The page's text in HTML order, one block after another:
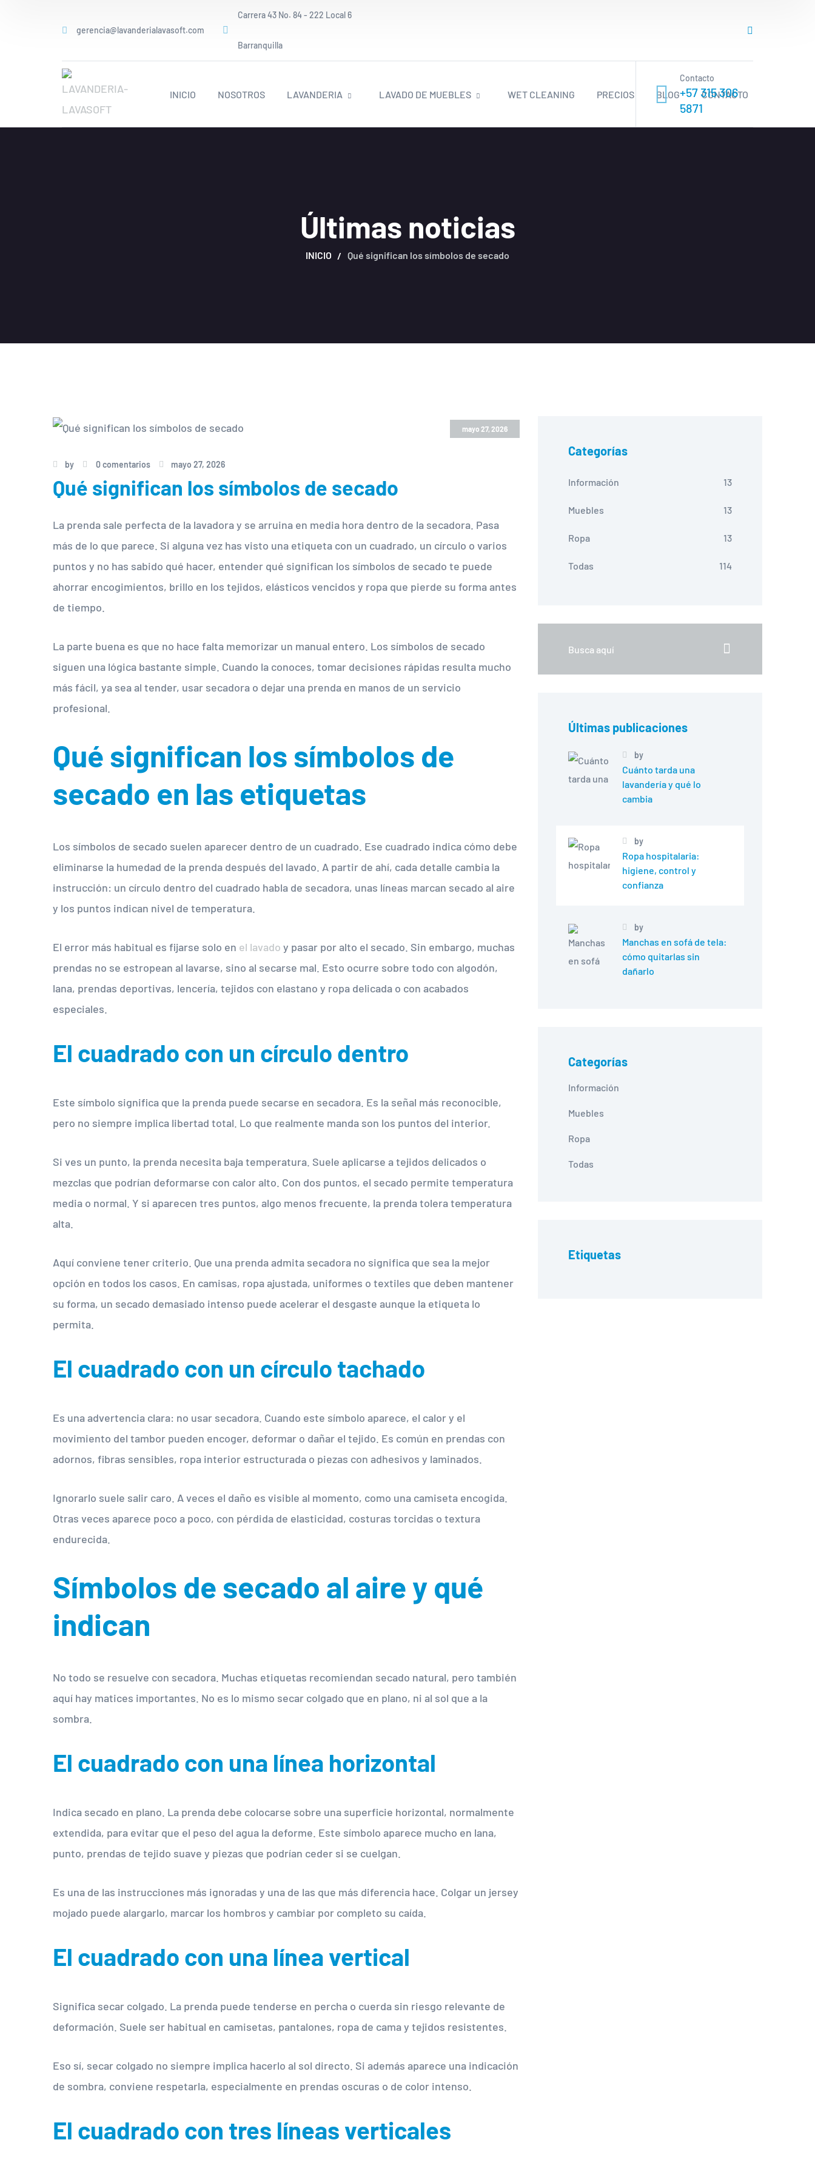
gerencia@lavanderialavasoft.com
Carrera 43 No. 84 - 222 Local 6
Barranquilla
INICIO NOSOTROS LAVANDERIA LAVADO DE MUEBLES WET CLEANING PRECIOS BLOG CONTACTO
Contacto
+57 315 306
5871
INICIO Qué significan los símbolos de secado
Últimas noticias
mayo 27, 2026
by 0 comentarios mayo 27, 2026
Qué significan los símbolos de secado
La prenda sale perfecta de la lavadora y se arruina en media hora dentro de la secadora. Pasa
más de lo que parece. Si alguna vez has visto una etiqueta con un cuadrado, un círculo o varios
puntos y no has sabido qué hacer, entender qué significan los símbolos de secado te puede
ahorrar encogimientos, brillo en los tejidos, elásticos vencidos y ropa que pierde su forma antes
de tiempo.
La parte buena es que no hace falta memorizar un manual entero. Los símbolos de secado
siguen una lógica bastante simple. Cuando la conoces, tomar decisiones rápidas resulta mucho
más fácil, ya sea al tender, usar secadora o dejar una prenda en manos de un servicio
profesional.
Qué significan los símbolos de
secado en las etiquetas
Los símbolos de secado suelen aparecer dentro de un cuadrado. Ese cuadrado indica cómo debe
eliminarse la humedad de la prenda después del lavado. A partir de ahí, cada detalle cambia la
instrucción: un círculo dentro del cuadrado habla de secadora, unas líneas marcan secado al aire
y los puntos indican nivel de temperatura.
El error más habitual es fijarse solo en el lavado y pasar por alto el secado. Sin embargo, muchas
prendas no se estropean al lavarse, sino al secarse mal. Esto ocurre sobre todo con algodón,
lana, prendas deportivas, lencería, tejidos con elastano y ropa delicada o con acabados
especiales.
El cuadrado con un círculo dentro
Este símbolo significa que la prenda puede secarse en secadora. Es la señal más reconocible,
pero no siempre implica libertad total. Lo que realmente manda son los puntos del interior.
Si ves un punto, la prenda necesita baja temperatura. Suele aplicarse a tejidos delicados o
mezclas que podrían deformarse con calor alto. Con dos puntos, el secado permite temperatura
media o normal. Y si aparecen tres puntos, algo menos frecuente, la prenda tolera temperatura
alta.
Aquí conviene tener criterio. Que una prenda admita secadora no significa que sea la mejor
opción en todos los casos. En camisas, ropa ajustada, uniformes o textiles que deben mantener
su forma, un secado demasiado intenso puede acelerar el desgaste aunque la etiqueta lo
permita.
El cuadrado con un círculo tachado
Es una advertencia clara: no usar secadora. Cuando este símbolo aparece, el calor y el
movimiento del tambor pueden encoger, deformar o dañar el tejido. Es común en prendas con
adornos, fibras sensibles, ropa interior estructurada o piezas con adhesivos y laminados.
Ignorarlo suele salir caro. A veces el daño es visible al momento, como una camiseta encogida.
Otras veces aparece poco a poco, con pérdida de elasticidad, costuras torcidas o textura
endurecida.
Símbolos de secado al aire y qué
indican
No todo se resuelve con secadora. Muchas etiquetas recomiendan secado natural, pero también
aquí hay matices importantes. No es lo mismo secar colgado que en plano, ni al sol que a la
sombra.
El cuadrado con una línea horizontal
Indica secado en plano. La prenda debe colocarse sobre una superficie horizontal, normalmente
extendida, para evitar que el peso del agua la deforme. Este símbolo aparece mucho en lana,
punto, prendas de tejido suave y piezas que podrían ceder si se cuelgan.
Es una de las instrucciones más ignoradas y una de las que más diferencia hace. Colgar un jersey
mojado puede alargarlo, marcar los hombros y cambiar por completo su caída.
El cuadrado con una línea vertical
Significa secar colgado. La prenda puede tenderse en percha o cuerda sin riesgo relevante de
deformación. Suele ser habitual en camisetas, pantalones, ropa de cama y tejidos resistentes.
Eso sí, secar colgado no siempre implica hacerlo al sol directo. Si además aparece una indicación
de sombra, conviene respetarla, especialmente en prendas oscuras o de color intenso.
El cuadrado con tres líneas verticales
Categorías
Información 13
Muebles 13
Ropa 13
Todas 114
Últimas publicaciones
by
Cuánto tarda una
lavandería y qué lo
cambia
by
Ropa hospitalaria:
higiene, control y
confianza
by
Manchas en sofá de tela:
cómo quitarlas sin
dañarlo
Categorías
Información
Muebles
Ropa
Todas
Etiquetas